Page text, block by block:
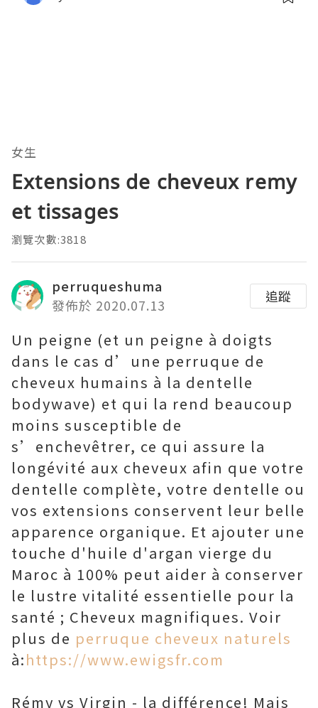
女生
Extensions de cheveux remy
et tissages
瀏覽次數:3818
perruqueshuma
發佈於 2020.07.13
追蹤
Un peigne (et un peigne à doigts
dans le cas d’une perruque de
cheveux humains à la dentelle
bodywave) et qui la rend beaucoup
moins susceptible de
s’enchevêtrer, ce qui assure la
longévité aux cheveux afin que votre
dentelle complète, votre dentelle ou
vos extensions conservent leur belle
apparence organique. Et ajouter une
touche d'huile d'argan vierge du
Maroc à 100% peut aider à conserver
le lustre vitalité essentielle pour la
santé ; Cheveux magnifiques. Voir
plus de perruque cheveux naturels
à:https://www.ewigsfr.com
Rémy vs Virgin - la différence! Mais